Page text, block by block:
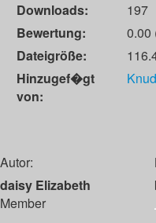
Downloads:
197
Bewertung:
0.00
Dateigröße:
Hinzugef�gt
von:
Autor:
daisy Elizabeth
Member